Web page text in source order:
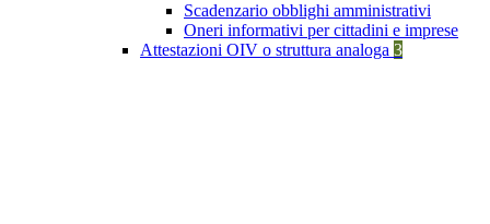
Scadenzario obblighi amministrativi
Oneri informativi per cittadini e imprese
Attestazioni OIV o struttura analoga 3